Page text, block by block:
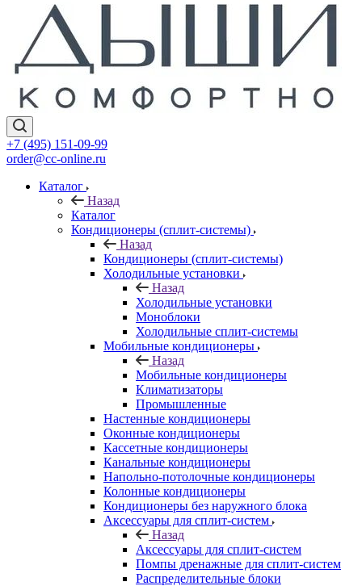
+7 (495) 151-09-99
order@cc-online.ru
Каталог
Назад
Каталог
Кондиционеры (сплит-системы)
Назад
Кондиционеры (сплит-системы)
Холодильные установки
Назад
Холодильные установки
Моноблоки
Холодильные сплит-системы
Мобильные кондиционеры
Назад
Мобильные кондиционеры
Климатизаторы
Промышленные
Настенные кондиционеры
Оконные кондиционеры
Кассетные кондиционеры
Канальные кондиционеры
Напольно-потолочные кондиционеры
Колонные кондиционеры
Кондиционеры без наружного блока
Аксессуары для сплит-систем
Назад
Аксессуары для сплит-систем
Помпы дренажные для сплит-систем
Распределительные блоки